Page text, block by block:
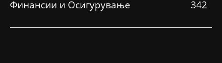
Финансии и Осигурување
342